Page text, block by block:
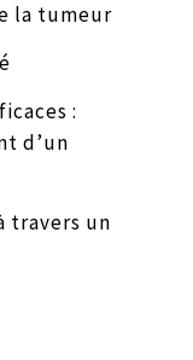
la tumeur
:
d’un
travers un